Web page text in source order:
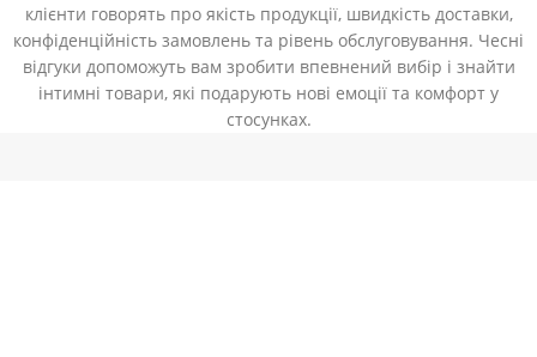
клієнти говорять про якість продукції, швидкість доставки,
конфіденційність замовлень та рівень обслуговування. Чесні
відгуки допоможуть вам зробити впевнений вибір і знайти
інтимні товари, які подарують нові емоції та комфорт у
стосунках.